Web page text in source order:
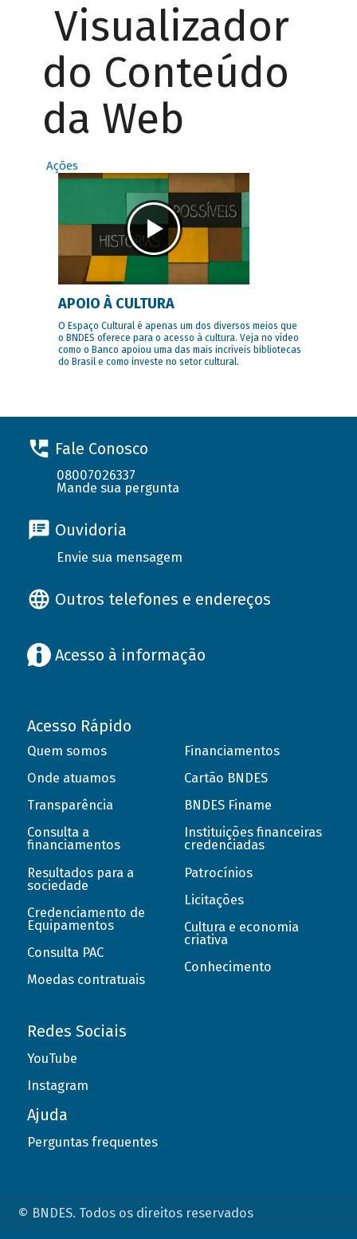
Visualizador
do Conteúdo
da Web
Ações
APOIO À CULTURA
O Espaço Cultural é apenas um dos diversos meios que
o BNDES oferece para o acesso à cultura. Veja no vídeo
como o Banco apoiou uma das mais incríveis bibliotecas
do Brasil e como investe no setor cultural.
Fale Conosco
08007026337
Mande sua pergunta
Ouvidoria
Envie sua mensagem
Outros telefones e endereços
Acesso à informação
Acesso Rápido
Quem somos
Onde atuamos
Transparência
Consulta a
financiamentos
Resultados para a
sociedade
Credenciamento de
Equipamentos
Consulta PAC
Moedas contratuais
Financiamentos
Cartão BNDES
BNDES Finame
Instituições financeiras
credenciadas
Patrocínios
Licitações
Cultura e economia
criativa
Conhecimento
Redes Sociais
YouTube
Instagram
Ajuda
Perguntas frequentes
© BNDES. Todos os direitos reservados